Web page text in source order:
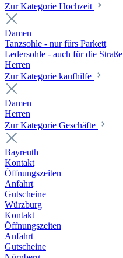
Zur Kategorie Hochzeit
Damen
Tanzsohle - nur fürs Parkett
Ledersohle - auch für die Straße
Herren
Zur Kategorie kaufhilfe
Damen
Herren
Zur Kategorie Geschäfte
Bayreuth
Kontakt
Öffnungszeiten
Anfahrt
Gutscheine
Würzburg
Kontakt
Öffnungszeiten
Anfahrt
Gutscheine